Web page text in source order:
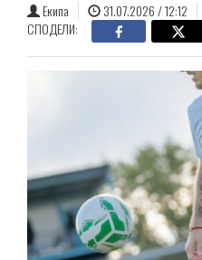
Екипа
31.07.2026 / 12:12
СПОДЕЛИ: